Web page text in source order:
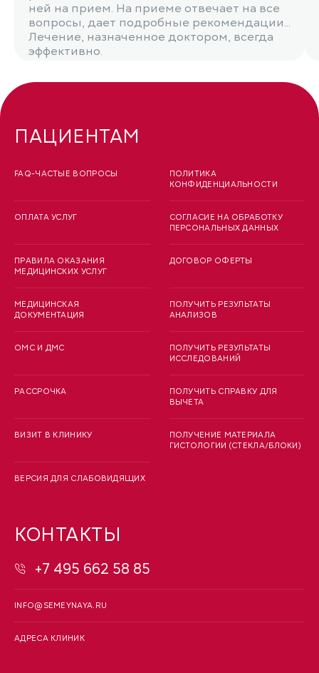
ней на прием. На приеме отвечает на все
вопросы, дает подробные рекомендации.
Лечение, назначенное доктором, всегда
эффективно.
ПАЦИЕНТАМ
FAQ-ЧАСТЫЕ ВОПРОСЫ
ОПЛАТА УСЛУГ
ПРАВИЛА ОКАЗАНИЯ
МЕДИЦИНСКИХ УСЛУГ
МЕДИЦИНСКАЯ
ДОКУМЕНТАЦИЯ
ОМС И ДМС
РАССРОЧКА
ВИЗИТ В КЛИНИКУ
ВЕРСИЯ ДЛЯ СЛАБОВИДЯЩИХ
ПОЛИТИКА
КОНФИДЕНЦИАЛЬНОСТИ
СОГЛАСИЕ НА ОБРАБОТКУ
ПЕРСОНАЛЬНЫХ ДАННЫХ
ДОГОВОР ОФЕРТЫ
ПОЛУЧИТЬ РЕЗУЛЬТАТЫ
АНАЛИЗОВ
ПОЛУЧИТЬ РЕЗУЛЬТАТЫ
ИССЛЕДОВАНИЙ
ПОЛУЧИТЬ СПРАВКУ ДЛЯ
ВЫЧЕТА
ПОЛУЧЕНИЕ МАТЕРИАЛА
ГИСТОЛОГИИ (СТЕКЛА/БЛОКИ)
КОНТАКТЫ
+7 495 662 58 85
INFO@SEMEYNAYA.RU
АДРЕСА КЛИНИК